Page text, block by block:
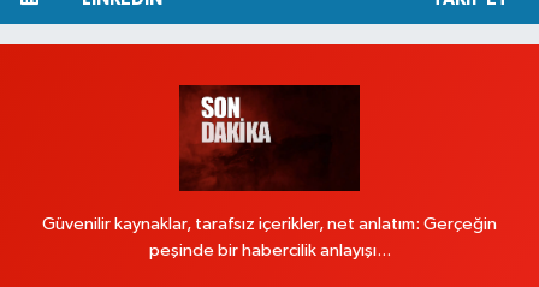
Güvenilir kaynaklar, tarafsız içerikler, net anlatım: Gerçeğin
peşinde bir habercilik anlayışı...